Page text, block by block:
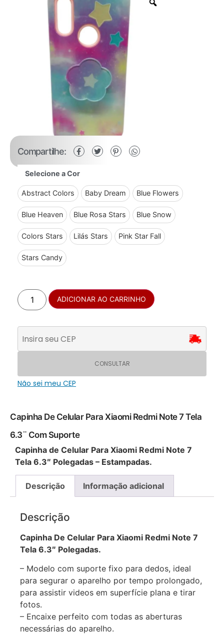
Capinha De Celular Para Xiaomi Redmi Note 7 Tela
6.3¨ Com Suporte
Capinha de Celular Para Xiaomi Redmi Note 7
Tela 6.3″ Polegadas – Estampadas.
Descrição Informação adicional
Descrição
Capinha De Celular Para Xiaomi Redmi Note 7
Tela 6.3″ Polegadas.
– Modelo com suporte fixo para dedos, ideal
para segurar o aparelho por tempo prolongado,
para assistir videos em superfície plana e tirar
fotos.
– Encaixe perfeito com todas as aberturas
necessárias do aparelho.
Compartilhe:
Selecione a Cor
Abstract Colors Baby Dream Blue Flowers
Blue Heaven Blue Rosa Stars Blue Snow
Colors Stars Lilás Stars Pink Star Fall
Stars Candy
ADICIONAR AO CARRINHO
CONSULTAR
Não sei meu CEP